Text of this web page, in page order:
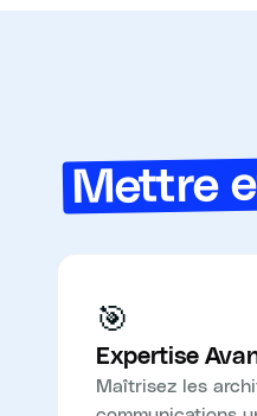
Mettre
🎯
Expertise
Maîtrisez les